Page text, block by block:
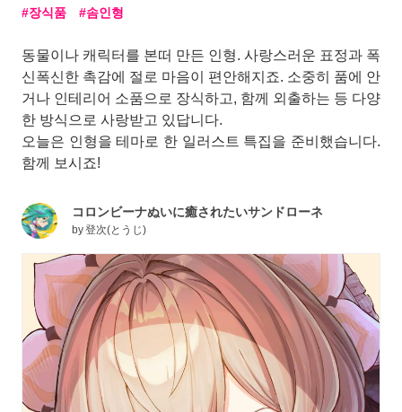
장식품 솜인형
동물이나 캐릭터를 본떠 만든 인형. 사랑스러운 표정과 폭
신폭신한 촉감에 절로 마음이 편안해지죠. 소중히 품에 안
거나 인테리어 소품으로 장식하고, 함께 외출하는 등 다양
한 방식으로 사랑받고 있답니다.
오늘은 인형을 테마로 한 일러스트 특집을 준비했습니다.
함께 보시죠!
コロンビーナぬいに癒されたいサンドローネ
by登次(とうじ)